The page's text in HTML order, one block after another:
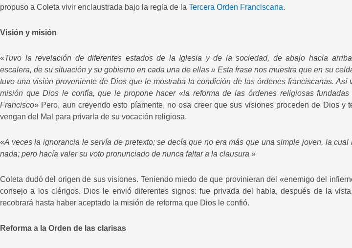
propuso a Coleta vivir enclaustrada bajo la regla de la Tercera Orden Franciscana.
Visión y misión
«Tuvo la revelación de diferentes estados de la Iglesia y de la sociedad, de abajo hacia
escalera, de su situación y su gobierno en cada una de ellas » Esta frase nos muestra que en su
tuvo una visión proveniente de Dios que le mostraba la condición de las órdenes franciscanas. Así
misión que Dios le confía, que le propone hacer «la reforma de las órdenes religiosas fundadas
Francisco» Pero, aun creyendo esto píamente, no osa creer que sus visiones proceden de Dios y
vengan del Mal para privarla de su vocación religiosa.
«A veces la ignorancia le servía de pretexto; se decía que no era más que una simple joven, la cual
nada; pero hacía valer su voto pronunciado de nunca faltar a la clausura »
Coleta dudó del origen de sus visiones. Teniendo miedo de que provinieran del «enemigo del
consejo a los clérigos. Dios le envió diferentes signos: fue privada del habla, después de la
recobrará hasta haber aceptado la misión de reforma que Dios le confió.
Reforma a la Orden de las clarisas